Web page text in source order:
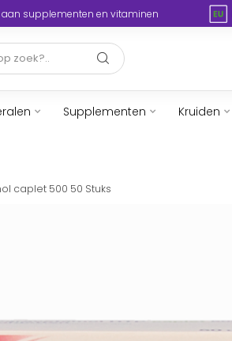
aan supplementen en vitaminen
Supplementen Kruiden
caplet 500 50 Stuks